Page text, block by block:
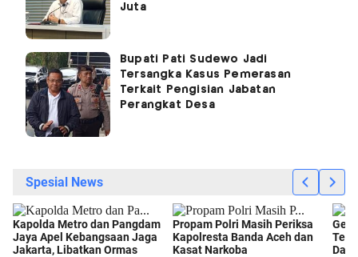
Juta
Bupati Pati Sudewo Jadi
Tersangka Kasus Pemerasan
Terkait Pengisian Jabatan
Perangkat Desa